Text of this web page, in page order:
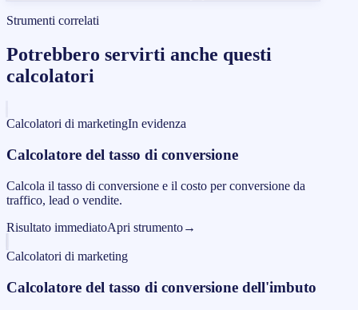
Strumenti correlati
Potrebbero servirti anche questi
calcolatori
Calcolatori di marketingIn evidenza
Calcolatore del tasso di conversione
Calcola il tasso di conversione e il costo per conversione da
traffico, lead o vendite.
Risultato immediatoApri strumento→
Calcolatori di marketing
Calcolatore del tasso di conversione dell'imbuto